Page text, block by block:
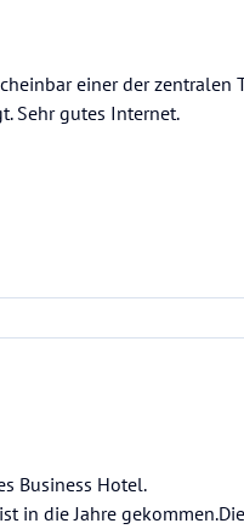
einer der zentralen
Sehr gutes Internet.
Business Hotel.
in die Jahre